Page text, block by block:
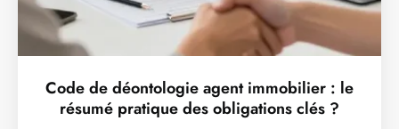
Code de déontologie agent immobilier : le
résumé pratique des obligations clés ?